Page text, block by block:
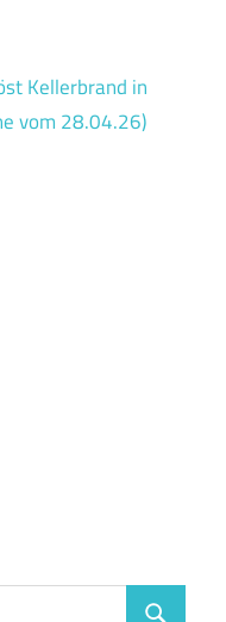
Kellerbrand in
vom 28.04.26)